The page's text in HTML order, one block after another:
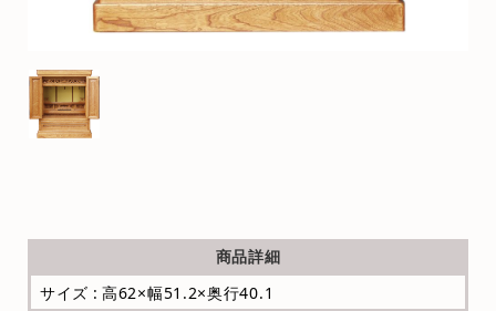
商品詳細
サイズ : 高62×幅51.2×奥行40.1